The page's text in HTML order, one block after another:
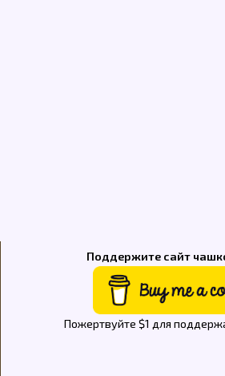
Поддержите сайт
Пожертвуйте $1 для